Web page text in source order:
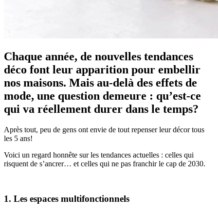
Chaque année, de nouvelles tendances
déco font leur apparition pour embellir
nos maisons. Mais au-delà des effets de
mode, une question demeure : qu’est-ce
qui va réellement durer dans le temps?
Après tout, peu de gens ont envie de tout repenser leur décor tous
les 5 ans!
Voici un regard honnête sur les tendances actuelles : celles qui
risquent de s’ancrer… et celles qui ne pas franchir le cap de 2030.
1. Les espaces multifonctionnels